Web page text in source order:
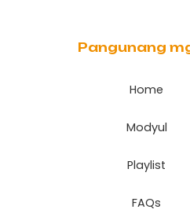
Pangunang
Home
Modyul
Playlist
FAQs